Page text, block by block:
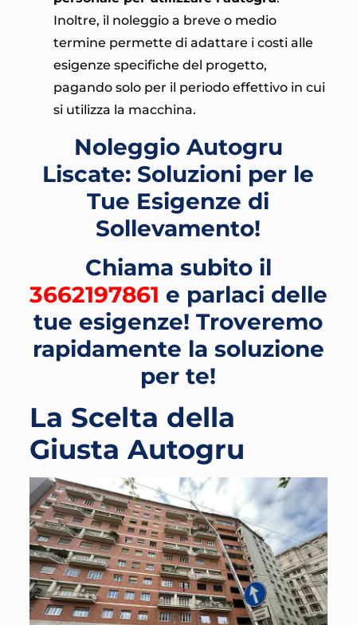
Inoltre, il noleggio a breve o medio
termine permette di adattare i costi alle
esigenze specifiche del progetto,
pagando solo per il periodo effettivo in cui
si utilizza la macchina.
Noleggio Autogru
Liscate: Soluzioni per le
Tue Esigenze di
Sollevamento!
Chiama subito il
3662197861 e parlaci delle
tue esigenze! Troveremo
rapidamente la soluzione
per te!
La Scelta della
Giusta Autogru